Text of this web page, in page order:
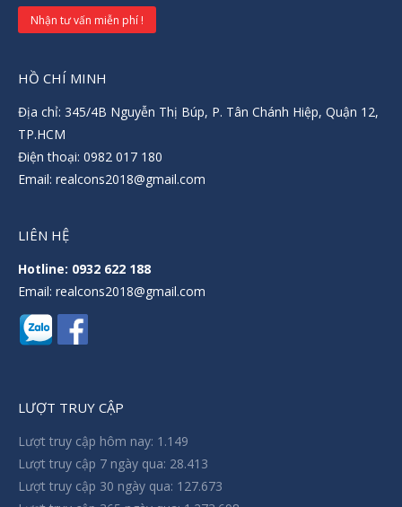
Nhận tư vấn miễn phí !
HỒ CHÍ MINH
Địa chỉ: 345/4B Nguyễn Thị Búp, P. Tân Chánh Hiệp, Quận 12,
TP.HCM
Điện thoại: 0982 017 180
Email: realcons2018@gmail.com
LIÊN HỆ
Hotline: 0932 622 188
Email: realcons2018@gmail.com
LƯỢT TRUY CẬP
Lượt truy cập hôm nay: 1.149
Lượt truy cập 7 ngày qua: 28.413
Lượt truy cập 30 ngày qua: 127.673